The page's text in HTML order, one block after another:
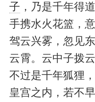
子 ，乃是千年得
手携水火花篮，
驾云兴雾，忽见
云霄。云中子拨
不过是千年狐狸
皇宫之内，若不